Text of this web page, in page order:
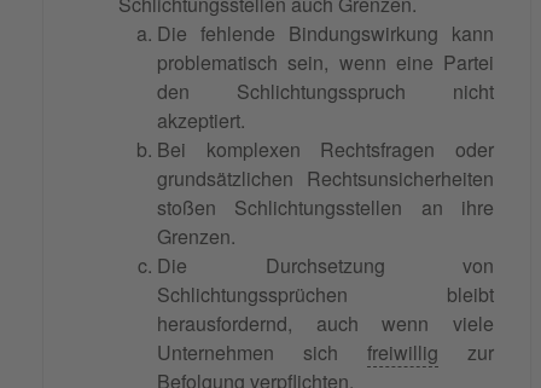
Die fehlende Bindungswirkung kann
problematisch sein, wenn eine Partei
den Schlichtungsspruch nicht
akzeptiert.
Bei komplexen Rechtsfragen oder
grundsätzlichen Rechtsunsicherheiten
stoßen Schlichtungsstellen an ihre
Grenzen.
Die Durchsetzung von
Schlichtungssprüchen bleibt
herausfordernd, auch wenn viele
Unternehmen sich freiwillig zur
Befolgung verpflichten.